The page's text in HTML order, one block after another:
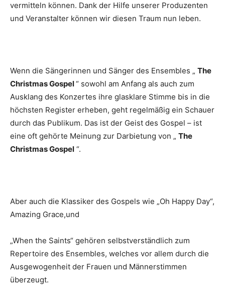
vermitteln können. Dank der Hilfe unserer Produzenten
und Veranstalter können wir diesen Traum nun leben.
Wenn die Sängerinnen und Sänger des Ensembles „ The
Christmas Gospel“ sowohl am Anfang als auch zum
Ausklang des Konzertes ihre glasklare Stimme bis in die
höchsten Register erheben, geht regelmäßig ein Schauer
durch das Publikum. Das ist der Geist des Gospel – ist
eine oft gehörte Meinung zur Darbietung von „ The
Christmas Gospel “.
Aber auch die Klassiker des Gospels wie „Oh Happy Day“,
Amazing Grace,und
„When the Saints“ gehören selbstverständlich zum
Repertoire des Ensembles, welches vor allem durch die
Ausgewogenheit der Frauen und Männerstimmen
überzeugt.